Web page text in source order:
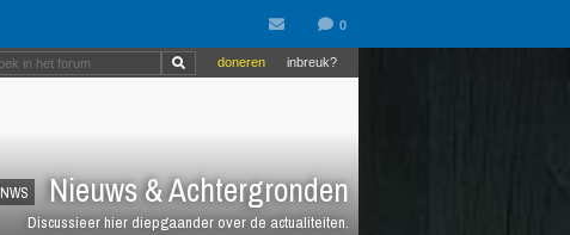
NWS Nieuws & Achtergronden
Discussieer hier diepgaander over de actualiteiten.
inbreuk?
doneren